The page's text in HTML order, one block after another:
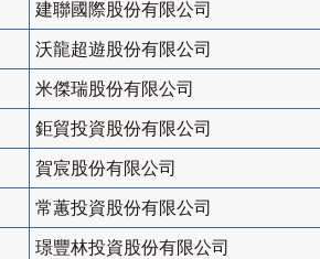
建聯國際股份有限公司
沃龍超遊股份有限公司
米傑瑞股份有限公司
鉅貿投資股份有限公司
賀宸股份有限公司
常蕙投資股份有限公司
璟豐林投資股份有限公司